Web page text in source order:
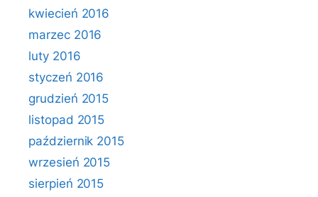
kwiecień 2016
marzec 2016
luty 2016
styczeń 2016
grudzień 2015
listopad 2015
październik 2015
wrzesień 2015
sierpień 2015